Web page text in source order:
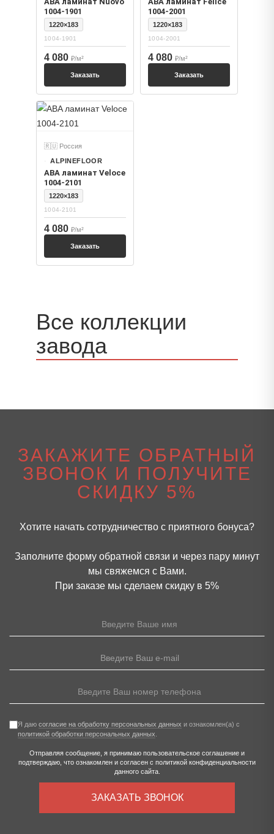
1004-1901
1220×183
1004-1901
4 080 ₽/м²
Заказать
1004-2001
1220×183
1004-2001
4 080 ₽/м²
Заказать
🇷🇺 Россия
ALPINEFLOOR
ABA ламинат Veloce
1004-2101
1220×183
1004-2101
4 080 ₽/м²
Заказать
Все коллекции
завода
ЗАКАЖИТЕ ОБРАТНЫЙ
ЗВОНОК И ПОЛУЧИТЕ
СКИДКУ 5%
Хотите начать сотрудничество с приятного бонуса?
Заполните форму обратной связи и через пару минут
мы свяжемся с Вами.
При заказе мы сделаем скидку в 5%
Я даю согласие на обработку персональных данных и ознакомлен(а) с
политикой обработки персональных данных
Отправляя сообщение, я принимаю пользовательское соглашение и
подтверждаю, что ознакомлен и согласен с политикой конфиденциальности
данного сайта.
ЗАКАЗАТЬ ЗВОНОК